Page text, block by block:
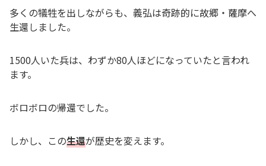
多くの犠牲を出しながらも、義弘は奇跡的に故郷・薩摩へ
生還しました。
1500人いた兵は、わずか80人ほどになっていたと言われ
ます。
ボロボロの帰還でした。
しかし、この生還が歴史を変えます。